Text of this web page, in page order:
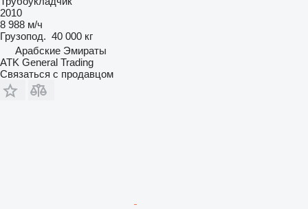
2010
8 988 м/ч
Грузопод. 40 000 кг
Арабские Эмираты
ATK General Trading
Связаться с продавцом